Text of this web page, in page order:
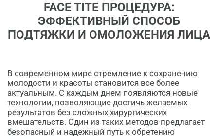
FACE TITE ПРОЦЕДУРА:
ЭФФЕКТИВНЫЙ СПОСОБ
ПОДТЯЖКИ И ОМОЛОЖЕНИЯ ЛИЦА
В современном мире стремление к сохранению
молодости и красоты становится все более
актуальным. С каждым днем появляются новые
технологии, позволяющие достичь желаемых
результатов без сложных хирургических
вмешательств. Один из таких методов предлагает
безопасный и надежный путь к обретению